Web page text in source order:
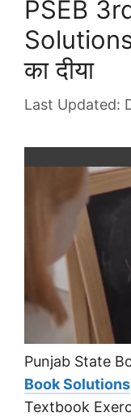
PSEB
का दीया
Punjab State
Book Solutions
Textbook